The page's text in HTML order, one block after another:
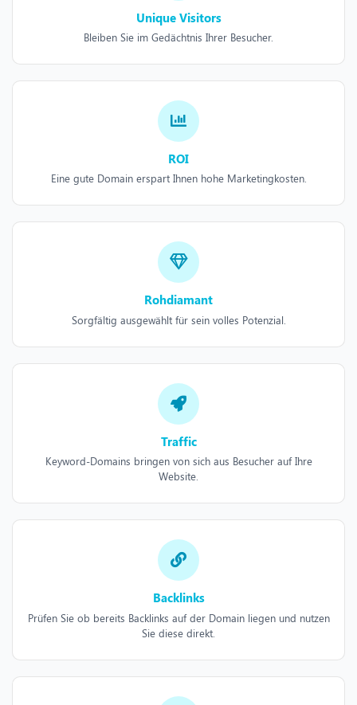
Unique Visitors
Bleiben Sie im Gedächtnis Ihrer Besucher.
ROI
Eine gute Domain erspart Ihnen hohe Marketingkosten.
Rohdiamant
Sorgfältig ausgewählt für sein volles Potenzial.
Traffic
Keyword-Domains bringen von sich aus Besucher auf Ihre
Website.
Backlinks
Prüfen Sie ob bereits Backlinks auf der Domain liegen und nutzen
Sie diese direkt.